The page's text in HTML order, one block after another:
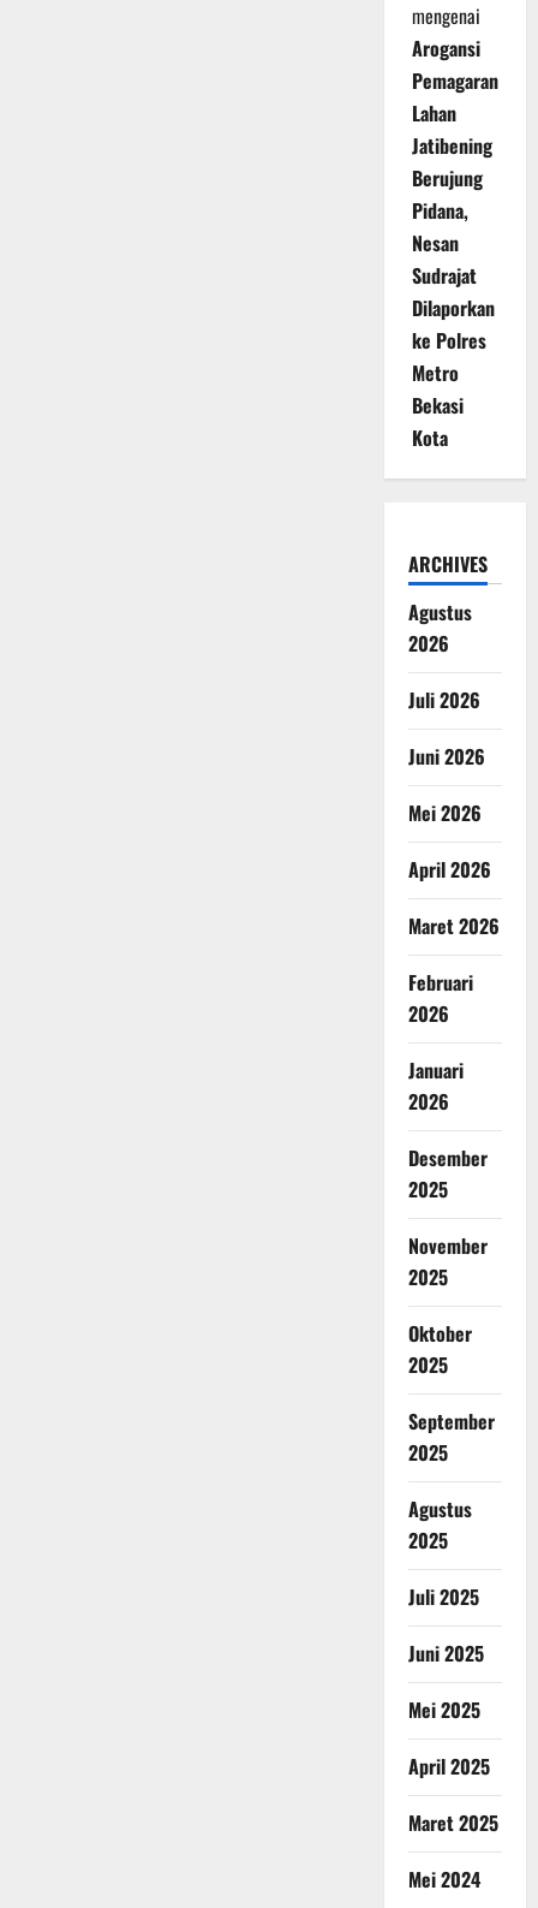
mengenai
Arogansi
Pemagaran
Lahan
Jatibening
Berujung
Pidana,
Nesan
Sudrajat
Dilaporkan
ke Polres
Metro
Bekasi
Kota
ARCHIVES
Agustus
2026
Juli 2026
Juni 2026
Mei 2026
April 2026
Maret 2026
Februari
2026
Januari
2026
Desember
2025
November
2025
Oktober
2025
September
2025
Agustus
2025
Juli 2025
Juni 2025
Mei 2025
April 2025
Maret 2025
Mei 2024